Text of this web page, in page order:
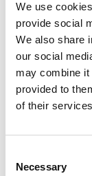
We use
provide social
We also share
our social
may combine it
provided to
of their
Selection
Necessary